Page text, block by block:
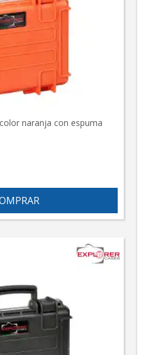
naranja con espuma